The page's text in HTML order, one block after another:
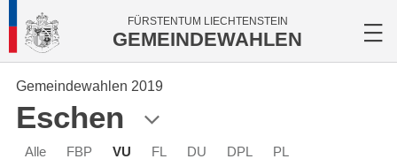
FÜRSTENTUM LIECHTENSTEIN
GEMEINDEWAHLEN
Gemeindewahlen 2019
Eschen
Alle FBP VU FL DU DPL PL